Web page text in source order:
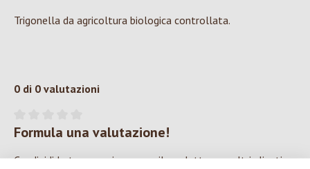
Trigonella da agricoltura biologica controllata.
0 di 0 valutazioni
Valutazione media di 0 su 5 stelle
Formula una valutazione!
Condividi le tue esperienze con il prodotto con altri clienti.